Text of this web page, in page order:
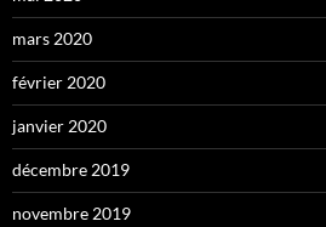
mars 2020
février 2020
janvier 2020
décembre 2019
novembre 2019